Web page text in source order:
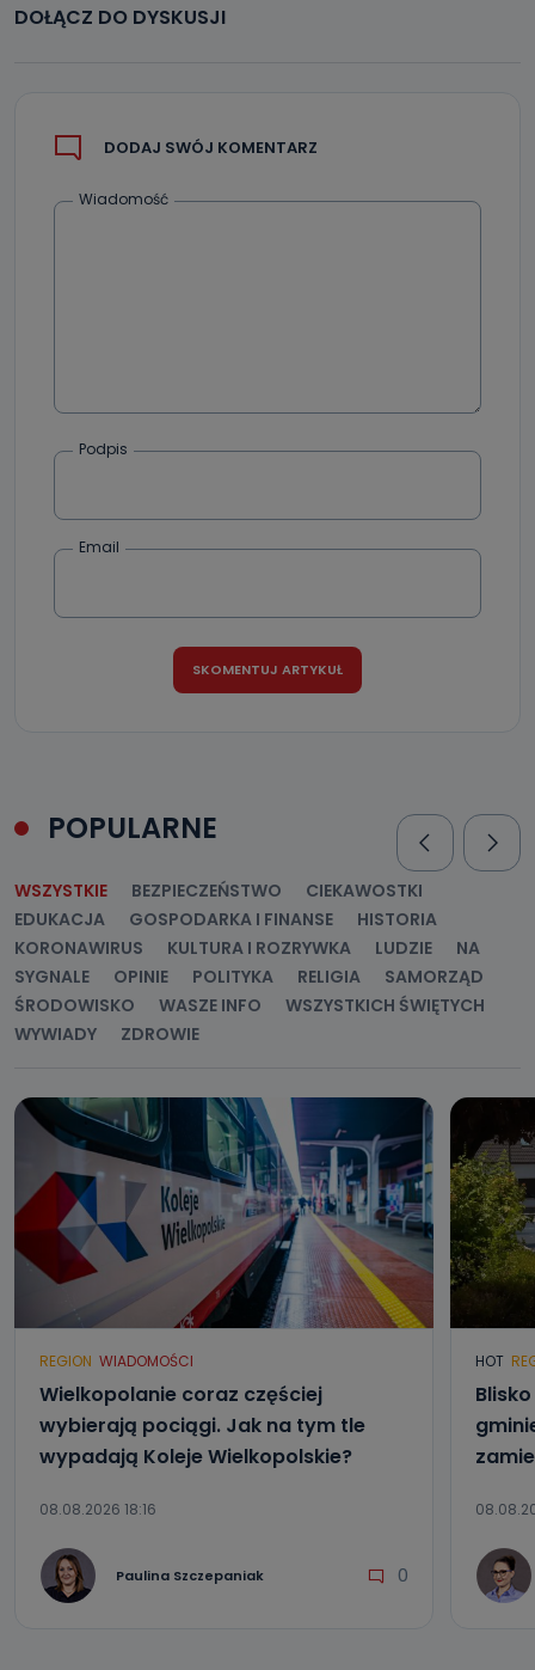
DOŁĄCZ DO DYSKUSJI
DODAJ SWÓJ KOMENTARZ
Wiadomość
Podpis
Email
POPULARNE
WSZYSTKIE BEZPIECZEŃSTWO
CIEKAWOSTKI
EDUKACJA
GOSPODARKA I FINANSE
HISTORIA
KORONAWIRUS
KULTURA I ROZRYWKA LUDZIE
NA
SYGNALE
OPINIE POLITYKA RELIGIA
SAMORZĄD
ŚRODOWISKO
WASZE INFO
WSZYSTKICH ŚWIĘTYCH
WYWIADY
ZDROWIE
REGION WIADOMOŚCI
Wielkopolanie coraz częściej
wybierają pociągi. Jak na tym tle
wypadają Koleje Wielkopolskie?
08.08.2026 18:16
Paulina Szczepaniak 0
HOT